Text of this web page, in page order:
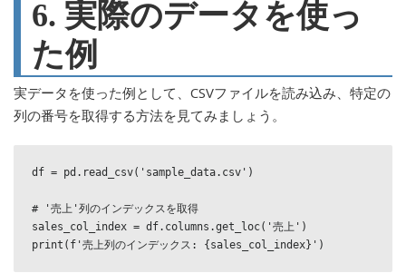
6. 実際のデータを使っ
た例
実データを使った例として、CSVファイルを読み込み、特定の
列の番号を取得する方法を見てみましょう。
df = pd.read_csv('sample_data.csv')
# '売上'列のインデックスを取得
sales_col_index = df.columns.get_loc('売上')